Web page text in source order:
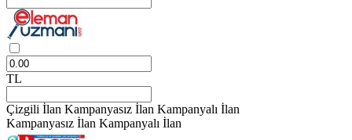
TL
Çizgili İlan Kampanyasız İlan Kampanyalı İlan
Kampanyasız İlan Kampanyalı İlan